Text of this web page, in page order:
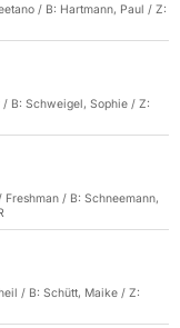
/ B: Hartmann, Paul / Z:
B: Schweigel, Sophie / Z:
/ B: Schneemann,
/ B: Schütt, Maike / Z: